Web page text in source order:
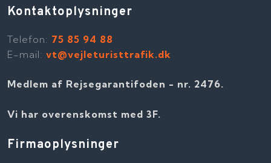
Kontaktoplysninger
Telefon​: 75 85 94 88
E-mail:vt@vejleturisttrafik.dk
Medlem af Rejsegarantifoden - nr. 2476​​.
Vi har overenskomst med 3F.
Firmaoplysninger